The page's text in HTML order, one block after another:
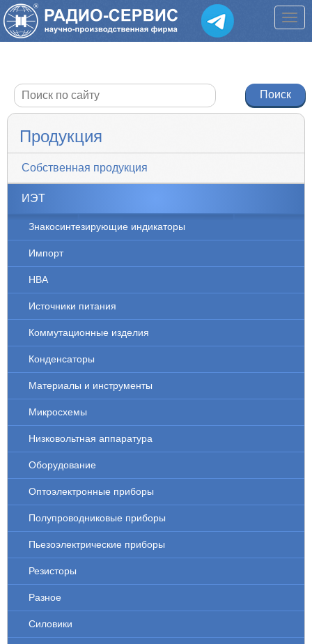
Продукция
Собственная продукция
ИЭТ
Знакосинтезирующие индикаторы
Импорт
НВА
Источники питания
Коммутационные изделия
Конденсаторы
Материалы и инструменты
Микросхемы
Низковольтная аппаратура
Оборудование
Оптоэлектронные приборы
Полупроводниковые приборы
Пьезоэлектрические приборы
Резисторы
Разное
Силовики